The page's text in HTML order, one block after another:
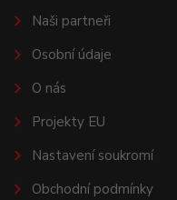
Naši partneři
Osobní údaje
O nás
Projekty EU
Nastavení soukromí
Obchodní podmínky